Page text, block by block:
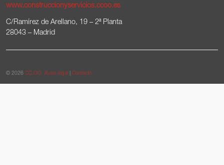
www.construccionyservicios.ccoo.es
C/Ramírez de Arellano, 19 – 2ª Planta
28043 – Madrid
© 2026 CC.OO. Aviso legal Contacto